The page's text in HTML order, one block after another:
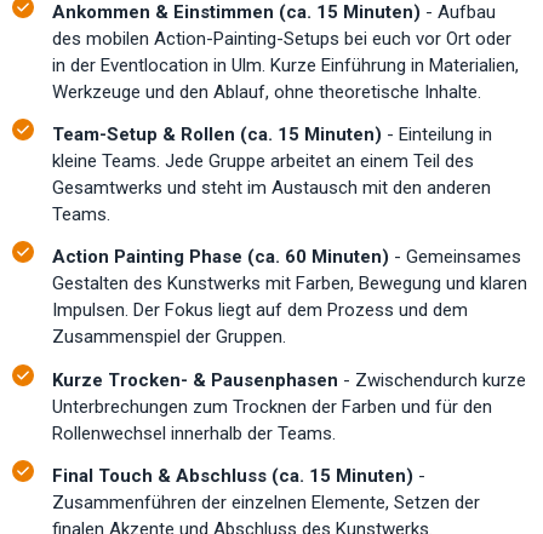
Ankommen & Einstimmen (ca. 15 Minuten) - Aufbau
des mobilen Action-Painting-Setups bei euch vor Ort oder
in der Eventlocation in Ulm. Kurze Einführung in Materialien,
Werkzeuge und den Ablauf, ohne theoretische Inhalte.
Team-Setup & Rollen (ca. 15 Minuten) - Einteilung in
kleine Teams. Jede Gruppe arbeitet an einem Teil des
Gesamtwerks und steht im Austausch mit den anderen
Teams.
Action Painting Phase (ca. 60 Minuten) - Gemeinsames
Gestalten des Kunstwerks mit Farben, Bewegung und klaren
Impulsen. Der Fokus liegt auf dem Prozess und dem
Zusammenspiel der Gruppen.
Kurze Trocken- & Pausenphasen - Zwischendurch kurze
Unterbrechungen zum Trocknen der Farben und für den
Rollenwechsel innerhalb der Teams.
Final Touch & Abschluss (ca. 15 Minuten) -
Zusammenführen der einzelnen Elemente, Setzen der
finalen Akzente und Abschluss des Kunstwerks.